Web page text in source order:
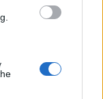
sletio s